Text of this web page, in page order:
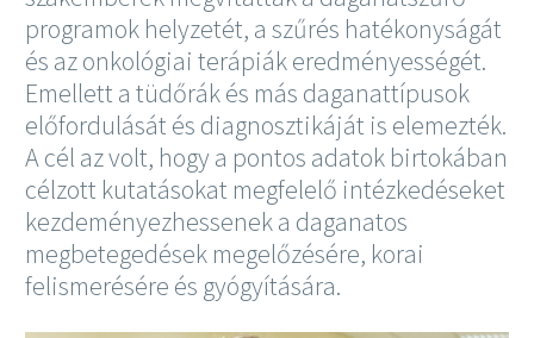
programok helyzetét, a szűrés hatékonyságát
és az onkológiai terápiák eredményességét.
Emellett a tüdőrák és más daganattípusok
előfordulását és diagnosztikáját is elemezték.
A cél az volt, hogy a pontos adatok birtokában
célzott kutatásokat megfelelő intézkedéseket
kezdeményezhessenek a daganatos
megbetegedések megelőzésére, korai
felismerésére és gyógyítására.